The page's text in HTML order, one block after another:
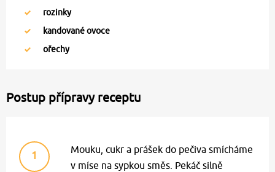
rozinky
kandované ovoce
ořechy
Postup přípravy receptu
1
Mouku, cukr a prášek do pečiva smícháme
v míse na sypkou směs. Pekáč silně